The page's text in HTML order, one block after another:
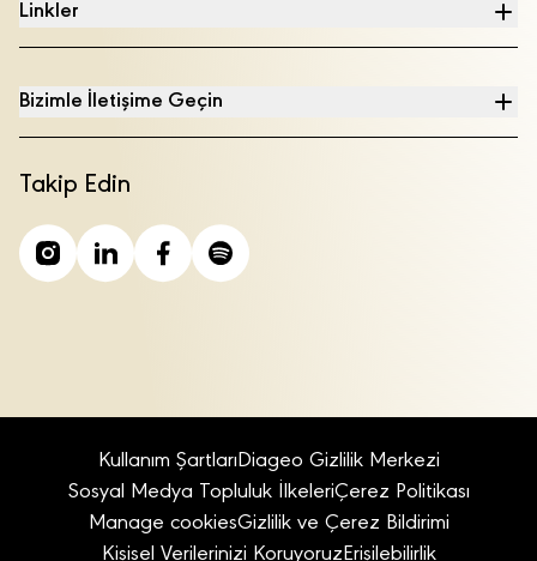
Linkler
Bizimle İletişime Geçin
Takip Edin
Kullanım ŞartlarıDiageo Gizlilik Merkezi
Sosyal Medya Topluluk İlkeleriÇerez Politikası
Manage cookiesGizlilik ve Çerez Bildirimi
Kişisel Verilerinizi KoruyoruzErişilebilirlik